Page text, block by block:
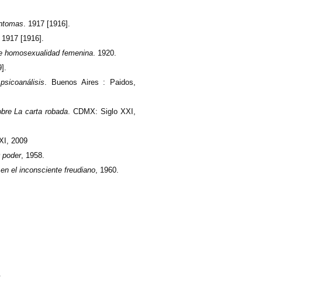
. 1917 [1916].
1917 [1916].
homosexualidad femenina. 1920.
. Buenos Aires : Paidos,
La carta robada. CDMX: Siglo XXI,
2009
, 1958.
el inconsciente freudiano, 1960.